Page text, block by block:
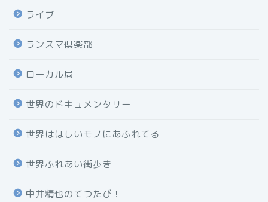
ライブ
ランスマ倶楽部
ローカル局
世界のドキュメンタリー
世界はほしいモノにあふれてる
世界ふれあい街歩き
中井精也のてつたび！